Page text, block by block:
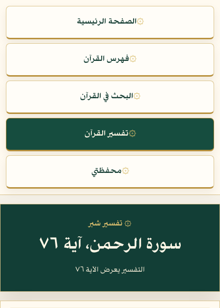
۞الصفحة الرئيسية
۞فهرس القرآن
۞البحث في القرآن
۞تفسير القرآن
۞محفظتي
۞ تفسير شبر
سورة الرحمن، آية ٧٦
التفسير يعرض الآية ٧٦